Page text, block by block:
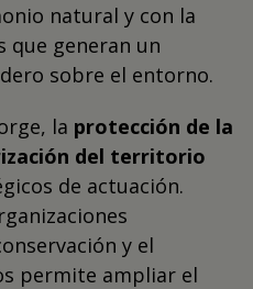
natural y con la
que generan un
sobre el entorno.
la protección de la
del territorio
de actuación.
y el
permite ampliar el